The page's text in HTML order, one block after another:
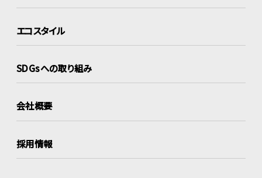
エコスタイル
SDGsへの取り組み
会社概要
採用情報